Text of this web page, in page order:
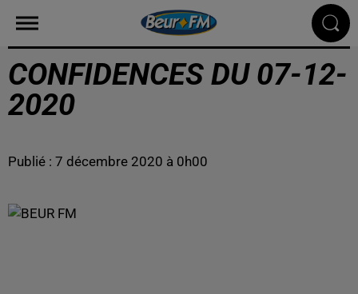
CONFIDENCES DU 07-12-
2020
Publié : 7 décembre 2020 à 0h00